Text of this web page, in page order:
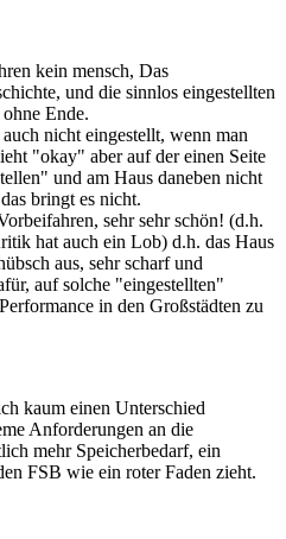
kein mensch, Das
und die sinnlos eingestellten
Ende.
nicht eingestellt, wenn man
"okay" aber auf der einen Seite
und am Haus daneben nicht
bringt es nicht.
sehr sehr schön! (d.h.
hat auch ein Lob) d.h. das Haus
aus, sehr scharf und
auf solche "eingestellten"
in den Großstädten zu
kaum einen Unterschied
Anforderungen an die
mehr Speicherbedarf, ein
FSB wie ein roter Faden zieht.